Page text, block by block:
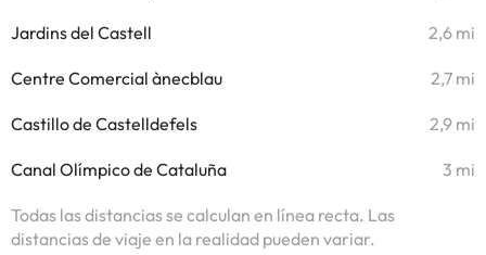
Jardins del Castell 2,6 mi
Centre Comercial ànecblau 2,7 mi
Castillo de Castelldefels 2,9 mi
Canal Olímpico de Cataluña 3 mi
Todas las distancias se calculan en línea recta. Las
distancias de viaje en la realidad pueden variar.